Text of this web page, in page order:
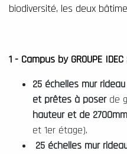
biodiversité, les deux
1 - Campus by GROUPE IDEC
25 échelles mur
et prêtes à poser de
hauteur et de 2700mm
et 1er étage).
25 échelles mur